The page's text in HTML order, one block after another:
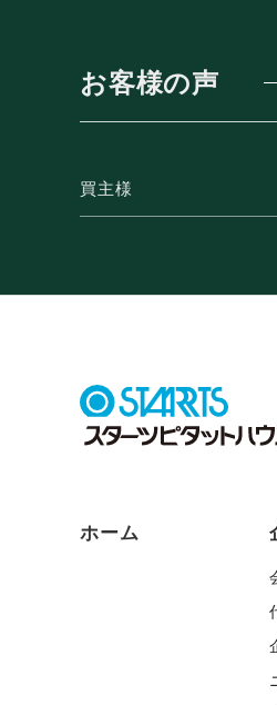
お客様の声
買主様
ホーム